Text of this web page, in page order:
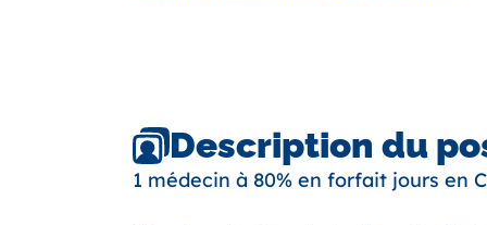
Description du
1 médecin à 80% en forfait jours en